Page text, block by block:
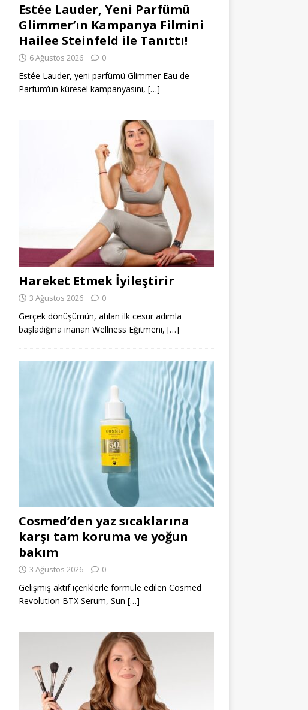
Estée Lauder, Yeni Parfümü
Glimmer’ın Kampanya Filmini
Hailee Steinfeld ile Tanıttı!
6 Ağustos 2026 0
Estée Lauder, yeni parfümü Glimmer Eau de
Parfum’ün küresel kampanyasını, […]
Hareket Etmek İyileştirir
3 Ağustos 2026 0
Gerçek dönüşümün, atılan ilk cesur adımla
başladığına inanan Wellness Eğitmeni, […]
Cosmed’den yaz sıcaklarına
karşı tam koruma ve yoğun
bakım
3 Ağustos 2026 0
Gelişmiş aktif içeriklerle formüle edilen Cosmed
Revolution BTX Serum, Sun […]